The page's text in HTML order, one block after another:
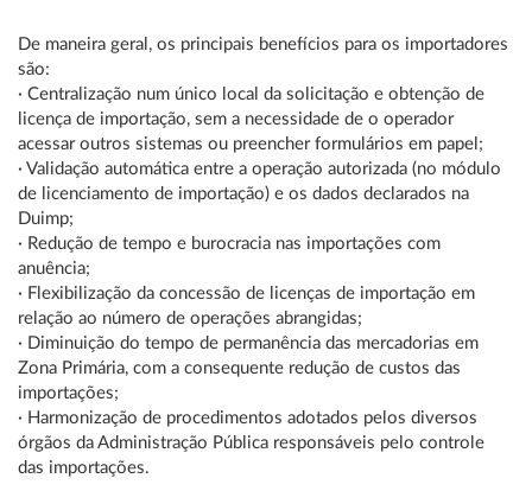
De maneira geral, os principais benefícios para os importadores
são:
· Centralização num único local da solicitação e obtenção de
licença de importação, sem a necessidade de o operador
acessar outros sistemas ou preencher formulários em papel;
· Validação automática entre a operação autorizada (no módulo
de licenciamento de importação) e os dados declarados na
Duimp;
· Redução de tempo e burocracia nas importações com
anuência;
· Flexibilização da concessão de licenças de importação em
relação ao número de operações abrangidas;
· Diminuição do tempo de permanência das mercadorias em
Zona Primária, com a consequente redução de custos das
importações;
· Harmonização de procedimentos adotados pelos diversos
órgãos da Administração Pública responsáveis pelo controle
das importações.